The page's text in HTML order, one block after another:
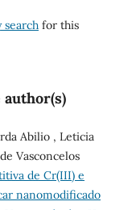
searchfor this
Abilio , Leticia
Vasconcelos
de Cr(III) e
nanomodificado